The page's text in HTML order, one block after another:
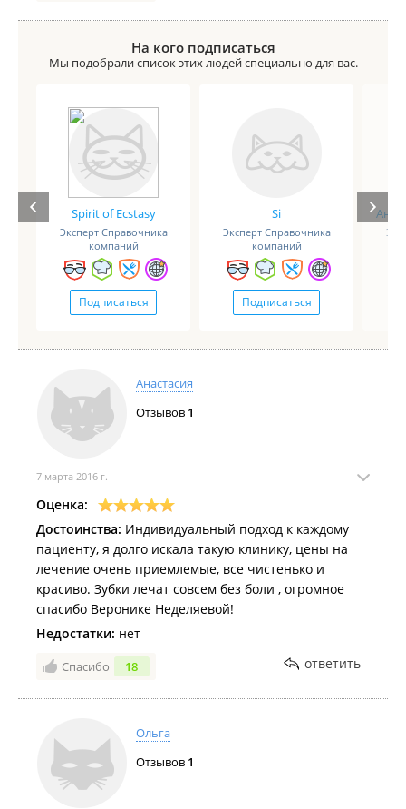
На кого подписаться
Мы подобрали список этих людей специально для вас.
Spirit of Ecstasy
Эксперт Справочника
компаний
Подписаться
Si
Эксперт Справочника
компаний
Подписаться
Анастасия
Отзывов 1
7 марта 2016 г.
Оценка:
Достоинства: Индивидуальный подход к каждому
пациенту, я долго искала такую клинику, цены на
лечение очень приемлемые, все чистенько и
красиво. Зубки лечат совсем без боли , огромное
спасибо Веронике Неделяевой!
Недостатки: нет
Спасибо 18 ответить
Ольга
Отзывов 1